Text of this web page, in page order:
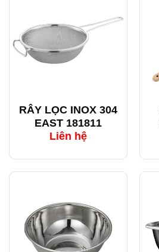
RÂY LỌC INOX 304
EAST 181811
Liên hệ